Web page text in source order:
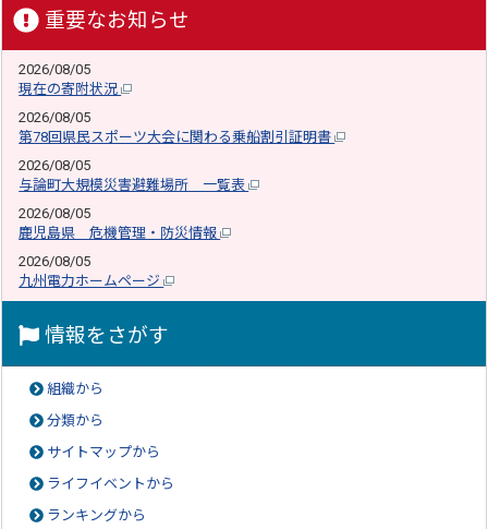
重要なお知らせ
2026/08/05
現在の寄附状況
2026/08/05
第78回県民スポーツ大会に関わる乗船割引証明書
2026/08/05
与論町大規模災害避難場所 一覧表
2026/08/05
鹿児島県 危機管理・防災情報
2026/08/05
九州電力ホームページ
情報をさがす
組織から
分類から
サイトマップから
ライフイベントから
ランキングから